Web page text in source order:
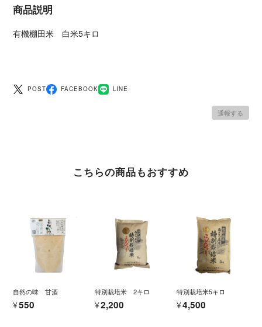
商品説明
有機棚田米 白米5キロ
POST FACEBOOK LINE
通報する
こちらの商品もおすすめ
自然の味 甘酒
¥550
特別栽培米 2キロ
¥2,200
特別栽培米5キロ
¥4,500